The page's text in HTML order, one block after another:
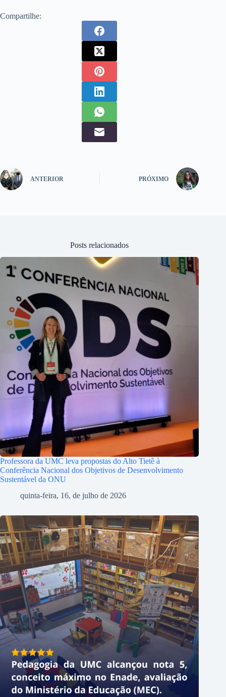
Compartilhe:
ANTERIOR PRÓXIMO
Posts relacionados
Professora da UMC leva propostas do Alto Tietê à
Conferência Nacional dos Objetivos de Desenvolvimento
Sustentável da ONU
quinta-feira, 16, de julho de 2026